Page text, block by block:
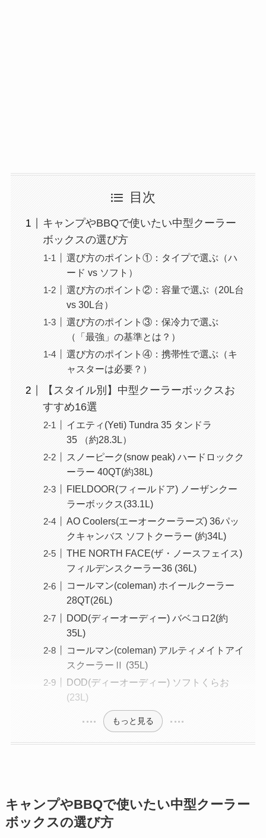
目次
キャンプやBBQで使いたい中型クーラー
ボックスの選び方
選び方のポイント①：タイプで選ぶ（ハ
ード vs ソフト）
選び方のポイント②：容量で選ぶ（20L台
vs 30L台）
選び方のポイント③：保冷力で選ぶ
（「最強」の基準とは？）
選び方のポイント④：携帯性で選ぶ（キ
ャスターは必要？）
【スタイル別】中型クーラーボックスお
すすめ16選
イエティ(Yeti) Tundra 35 タンドラ
35 （約28.3L）
スノーピーク(snow peak) ハードロックク
ーラー 40QT(約38L)
FIELDOOR(フィールドア) ノーザンクー
ラーボックス(33.1L)
AO Coolers(エーオークーラーズ) 36パッ
クキャンバス ソフトクーラー (約34L)
THE NORTH FACE(ザ・ノースフェイス)
フィルデンスクーラー36 (36L)
コールマン(coleman) ホイールクーラー
28QT(26L)
DOD(ディーオーディー) バベコロ2(約
35L)
コールマン(coleman) アルティメイトアイ
スクーラーⅡ (35L)
DOD(ディーオーディー) ソフトくらお
(23L)
もっと見る
キャンプやBBQで使いたい中型クーラー
ボックスの選び方